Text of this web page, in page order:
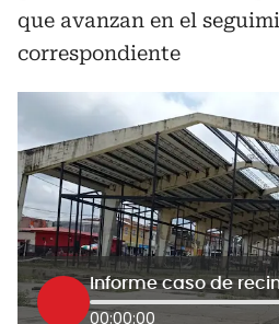
que avanzan en el
correspondiente
Informe caso de
00:00:00